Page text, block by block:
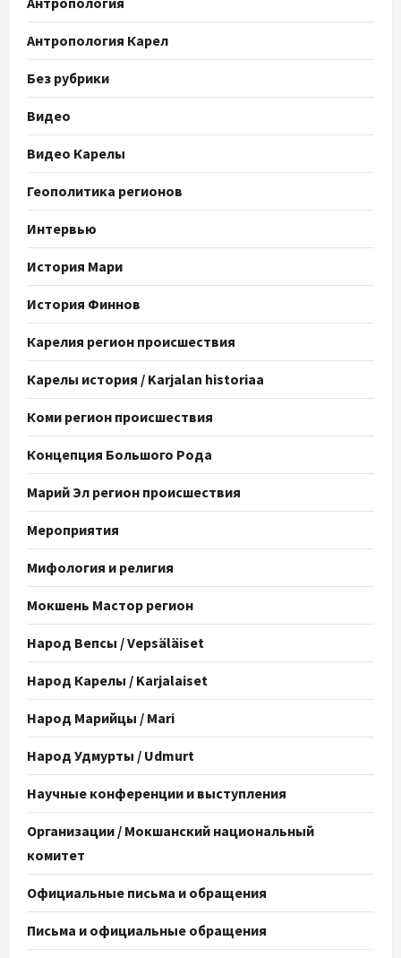
Антропология Карел
Без рубрики
Видео
Видео Карелы
Геополитика регионов
Интервью
История Мари
История Финнов
Карелия регион происшествия
Карелы история / Karjalan historiaa
Коми регион происшествия
Концепция Большого Рода
Марий Эл регион происшествия
Мероприятия
Мифология и религия
Мокшень Мастор регион
Народ Вепсы / Vepsäläiset
Народ Карелы / Karjalaiset
Народ Марийцы / Mari
Народ Удмурты / Udmurt
Научные конференции и выступления
Организации / Мокшанский национальный
комитет
Официальные письма и обращения
Письма и официальные обращения